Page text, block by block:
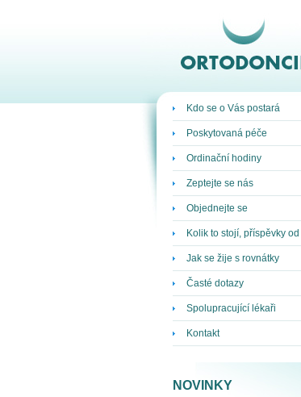
Kdo se o Vás postará
Poskytovaná péče
Ordinační hodiny
Zeptejte se nás
Objednejte se
Kolik to stojí, příspěvky od
Jak se žije s rovnátky
Časté dotazy
Spolupracující lékaři
Kontakt
NOVINKY